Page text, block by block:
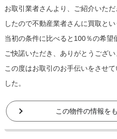
お取引業者さんより、ご紹介いた
したので不動産業者さんに買取と
当初の条件に比べると100％の希望
ご快諾いただき、ありがとうござい
この度はお取引のお手伝いをさせ
した。
この物件の情報を